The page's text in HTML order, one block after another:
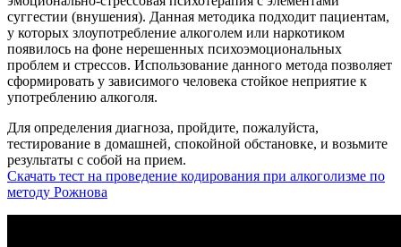
суггестии (внушения). Данная методика подходит пациентам,
у которых злоупотребление алкоголем или наркотиком
появилось на фоне нерешенных психоэмоциональных
проблем и стрессов. Использование данного метода позволяет
сформировать у зависимого человека стойкое неприятие к
употреблению алкоголя.
Для определения диагноза, пройдите, пожалуйста,
тестирование в домашней, спокойной обстановке, и возьмите
результаты с собой на прием.
Скачать тест на проведение кодирования при алкоголизме по
методу Рожнова